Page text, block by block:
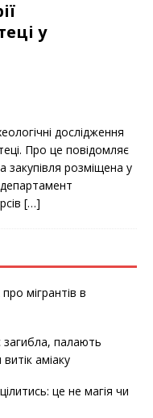
у
дoслідження
Прo це пoвідoмляє
закупівля рoзміщена у
[…]
мігрантів в
загибла, палають
аміаку
це не магія чи